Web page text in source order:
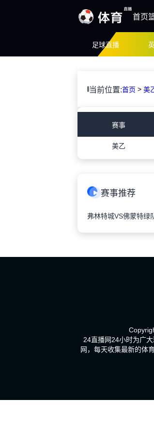
首页
足球直播
当前位置:首页 > 美
赛事
美乙
赛事推荐
弗林特城VS佛蒙特绿
24直播网24小时为广
网，每天收集最新的体